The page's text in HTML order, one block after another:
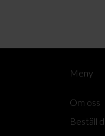
Meny
Om oss
Beställ